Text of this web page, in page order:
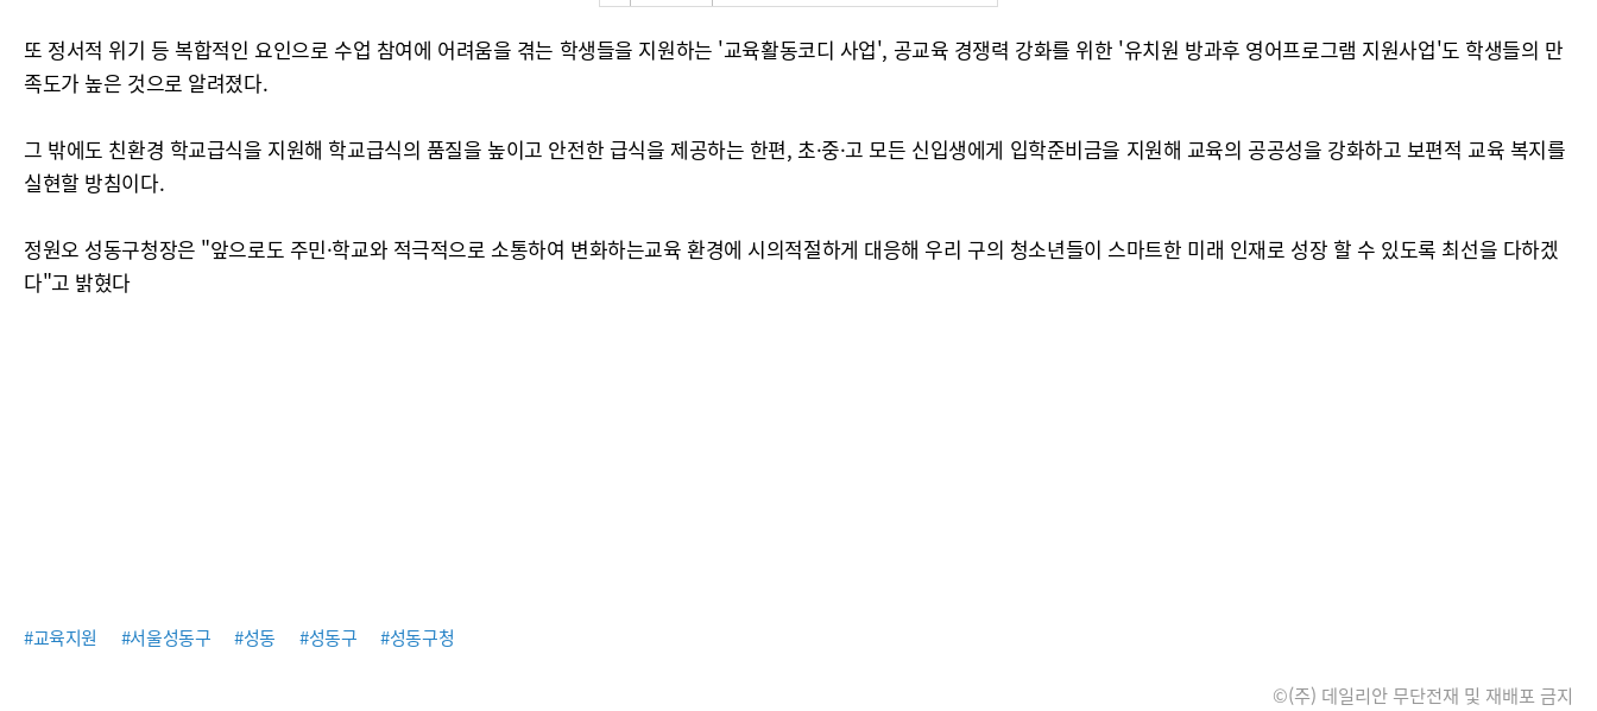
또 정서적 위기 등 복합적인 요인으로 수업 참여에 어려움을 겪는 학생들을 지원하는 '교육활동코디 사업', 공교육 경쟁력 강화를 위한 '유치원 방과후 영어프로그램 지원사업'도 학생들의 만
족도가 높은 것으로 알려졌다.
그 밖에도 친환경 학교급식을 지원해 학교급식의 품질을 높이고 안전한 급식을 제공하는 한편, 초·중·고 모든 신입생에게 입학준비금을 지원해 교육의 공공성을 강화하고 보편적 교육 복지를
실현할 방침이다.
정원오 성동구청장은 "앞으로도 주민·학교와 적극적으로 소통하여 변화하는교육 환경에 시의적절하게 대응해 우리 구의 청소년들이 스마트한 미래 인재로 성장 할 수 있도록 최선을 다하겠
다"고 밝혔다
#교육지원 #서울성동구 #성동 #성동구 #성동구청
©(주) 데일리안 무단전재 및 재배포 금지